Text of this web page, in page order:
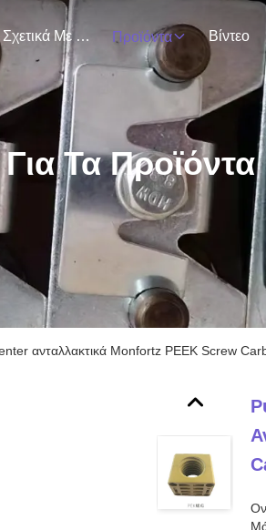
Σχετικά Με Εμάς Προϊόντα Βίντεο
Τα Προϊόντα
ανταλλακτικά Monfortz PEEK Screw